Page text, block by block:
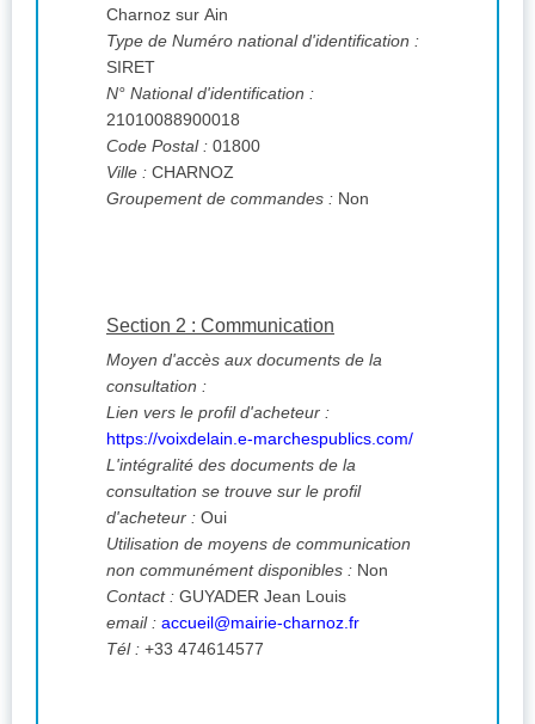
Charnoz sur Ain
Type de Numéro national d'identification :
SIRET
N° National d'identification :
21010088900018
Code Postal : 01800
Ville : CHARNOZ
Groupement de commandes : Non
Section 2 : Communication
Moyen d'accès aux documents de la
consultation :
Lien vers le profil d'acheteur :
https://voixdelain.e-marchespublics.com/
L'intégralité des documents de la
consultation se trouve sur le profil
d'acheteur : Oui
Utilisation de moyens de communication
non communément disponibles : Non
Contact : GUYADER Jean Louis
email : accueil@mairie-charnoz.fr
Tél : +33 474614577